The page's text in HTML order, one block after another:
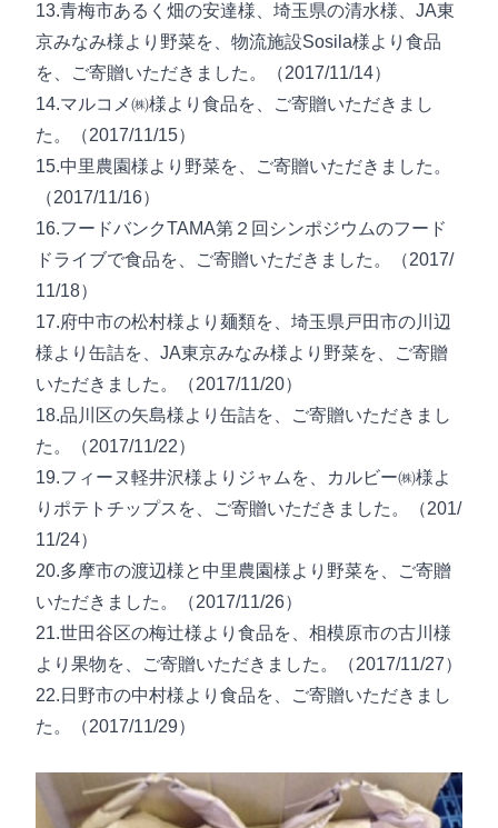
13.青梅市あるく畑の安達様、埼玉県の清水様、JA東
京みなみ様より野菜を、物流施設Sosila様より食品
を、ご寄贈いただきました。（2017/11/14）
14.マルコメ㈱様より食品を、ご寄贈いただきまし
た。（2017/11/15）
15.中里農園様より野菜を、ご寄贈いただきました。
（2017/11/16）
16.フードバンクTAMA第２回シンポジウムのフード
ドライブで食品を、ご寄贈いただきました。（2017/
11/18）
17.府中市の松村様より麺類を、埼玉県戸田市の川辺
様より缶詰を、JA東京みなみ様より野菜を、ご寄贈
いただきました。（2017/11/20）
18.品川区の矢島様より缶詰を、ご寄贈いただきまし
た。（2017/11/22）
19.フィーヌ軽井沢様よりジャムを、カルビー㈱様よ
りポテトチップスを、ご寄贈いただきました。（201/
11/24）
20.多摩市の渡辺様と中里農園様より野菜を、ご寄贈
いただきました。（2017/11/26）
21.世田谷区の梅辻様より食品を、相模原市の古川様
より果物を、ご寄贈いただきました。（2017/11/27）
22.日野市の中村様より食品を、ご寄贈いただきまし
た。（2017/11/29）